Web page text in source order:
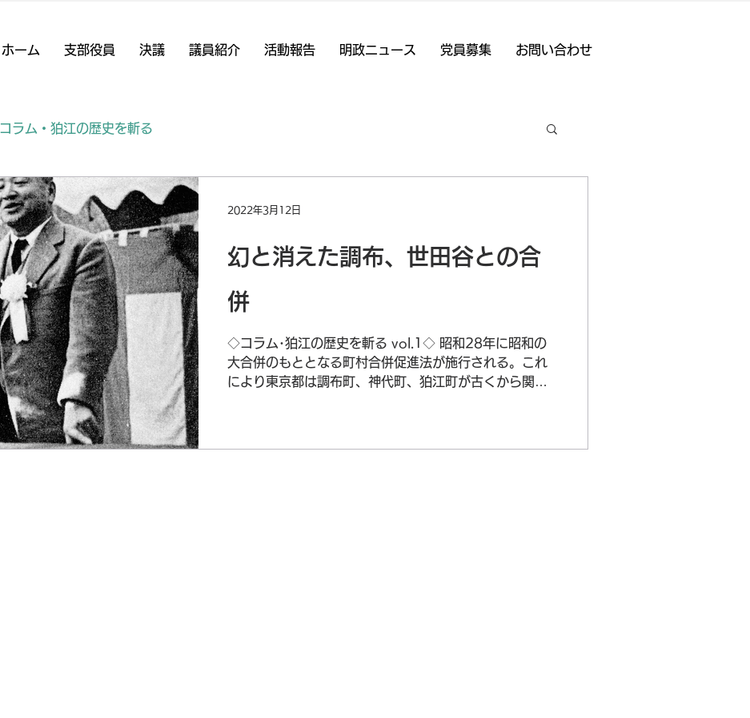
ホーム 支部役員 決議 議員紹介 活動報告 明政ニュース 党員募集 お問い合わせ
コラム・狛江の歴史を斬る
幻と消えた調布、世田谷との合
併
◇コラム･狛江の歴史を斬る vol.1◇ 昭和28年に昭和の
大合併のもととなる町村合併促進法が施行される。これ
により東京都は調布町、神代町、狛江町が古くから関連
2022年3月12日